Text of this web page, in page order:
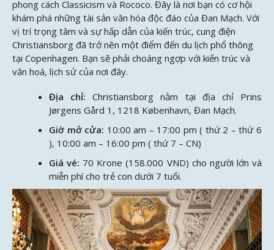
phong cách Classicism và Rococo. Đây là nơi bạn có cơ hội
khám phá những tài sản văn hóa độc đáo của Đan Mạch. Với
vị trí trọng tâm và sự hấp dẫn của kiến trúc, cung điện
Christiansborg đã trở nên một điểm đến du lịch phổ thông
tại Copenhagen. Bạn sẽ phải choáng ngợp với kiến trúc và
văn hoá, lịch sử của nơi đây.
Địa chỉ:
Christiansborg nằm tại địa chỉ Prins
Jørgens Gård 1, 1218 København, Đan Mạch.
Giờ mở cửa: 10:00 am – 17:00 pm ( thứ 2 – thứ 6
), 10:00 am – 16:00 pm ( thứ 7 – CN)
Giá vé: 70 Krone (158.000 VND) cho người lớn và
miễn phí cho trẻ con dưới 7 tuổi.